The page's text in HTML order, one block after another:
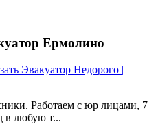
Ермолино
Эвакуатор Недорого |
Работаем с юр лицами, 7
в любую т...